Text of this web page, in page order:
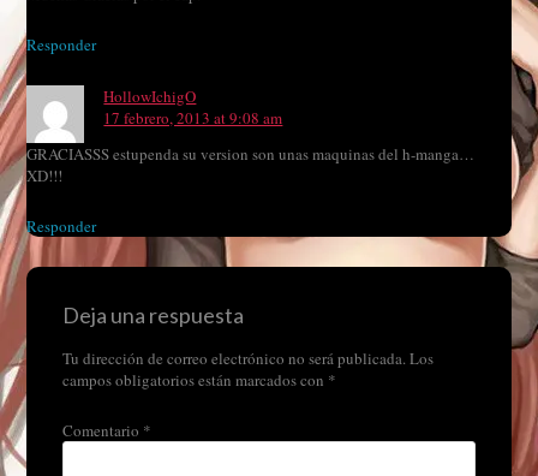
Responder
HollowIchigO
17 febrero, 2013 at 9:08 am
GRACIASSS estupenda su version son unas maquinas del h-manga…
XD!!!
Responder
Deja una respuesta
Tu dirección de correo electrónico no será publicada.Los
campos obligatorios están marcados con *
Comentario *